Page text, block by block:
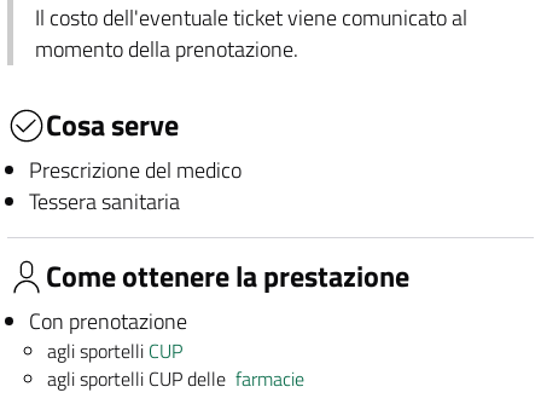
Il costo dell'eventuale ticket viene comunicato al
momento della prenotazione.
Cosa serve
Prescrizione del medico
Tessera sanitaria
Come ottenere la prestazione
Con prenotazione
agli sportelli CUP
agli sportelli CUP dellefarmacie